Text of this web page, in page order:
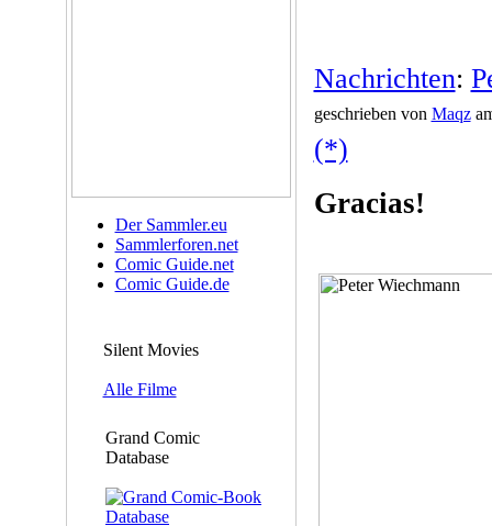
Der Sammler.eu
Sammlerforen.net
Comic Guide.net
Comic Guide.de
Silent Movies
Alle Filme
Grand Comic
Database
Nachrichten:
geschrieben von Maqz
(*)
Gracias!